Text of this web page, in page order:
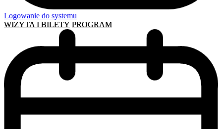
Logowanie do systemu
WIZYTA I BILETY PROGRAM